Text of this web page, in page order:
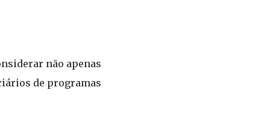
não apenas
de programas